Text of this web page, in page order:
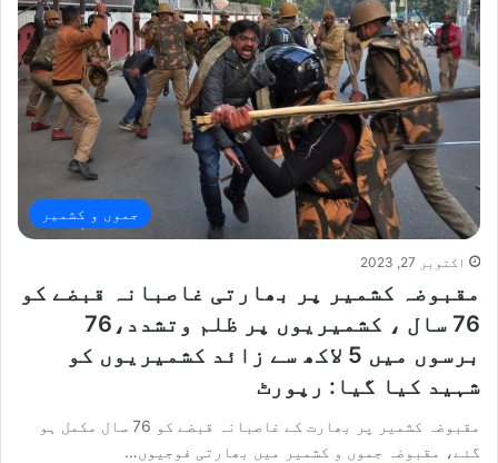
جموں و کشمیر
اکتوبر 27, 2023
مقبوضہ کشمیر پر بھارتی غاصبانہ قبضے کو
76 سال ، کشمیریوں پر ظلم وتشدد،76
برسوں میں 5 لاکھ سے زائد کشمیریوں کو
شہید کیا گیا: رپورٹ
مقبوضہ کشمیر پر بھارت کے غاصبانہ قبضے کو 76 سال مکمل ہو
گئے، مقبوضہ جموں و کشمیر میں بھارتی فوجیوں…